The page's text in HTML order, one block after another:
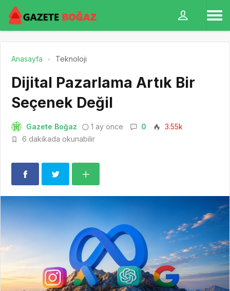
Anasayfa Teknoloji
Dijital Pazarlama Artık Bir
Seçenek Değil
Gazete Boğaz 1 ay önce 0
3.55k
6 dakikada okunabilir